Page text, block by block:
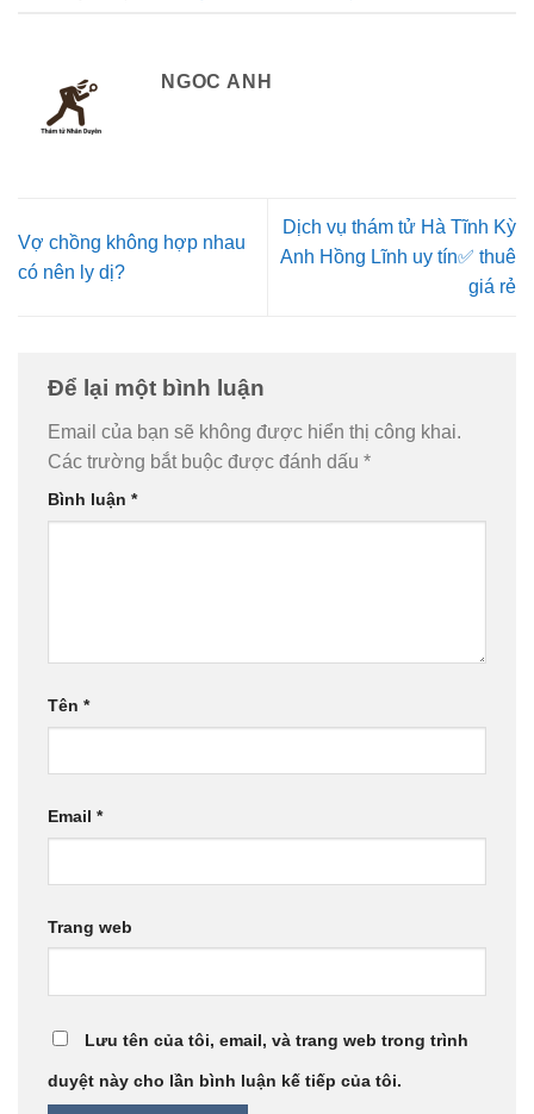
NGOC ANH
Vợ chồng không hợp nhau
có nên ly dị?
Dịch vụ thám tử Hà Tĩnh Kỳ
Anh Hồng Lĩnh uy tín✅ thuê
giá rẻ
Để lại một bình luận
Email của bạn sẽ không được hiển thị công khai.
Các trường bắt buộc được đánh dấu *
Bình luận *
Tên *
Email *
Trang web
Lưu tên của tôi, email, và trang web trong trình
duyệt này cho lần bình luận kế tiếp của tôi.